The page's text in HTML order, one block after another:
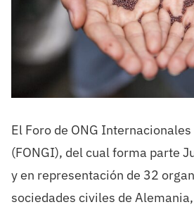
El Foro de ONG
(FONGI), del cual forma parte
y en representación de 32
sociedades civiles de